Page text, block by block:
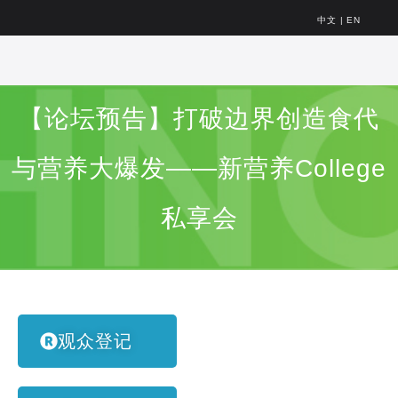
中文 | EN
【论坛预告】打破边界创造食代
与营养大爆发——新营养College
私享会
观众登记